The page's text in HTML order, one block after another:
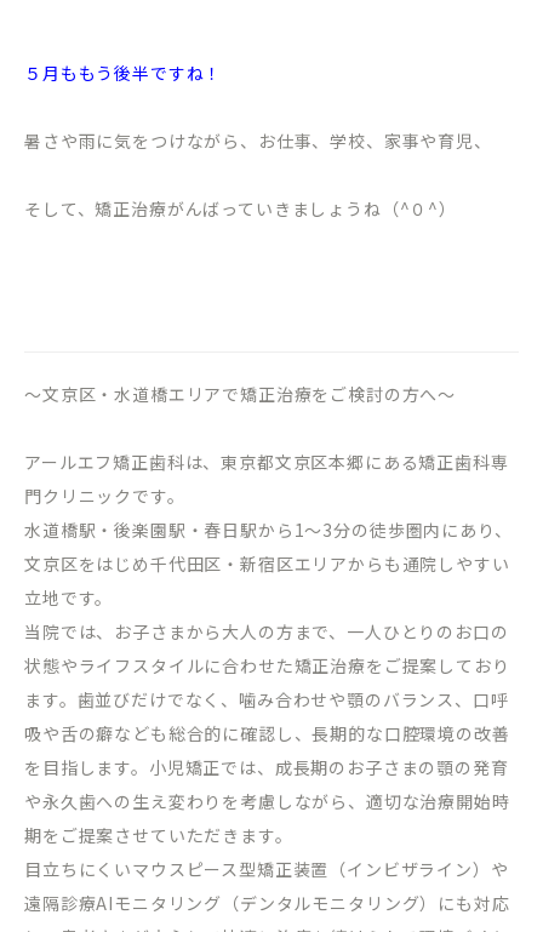
５月ももう後半ですね！
暑さや雨に気をつけながら、お仕事、学校、家事や育児、
そして、矯正治療がんばっていきましょうね（^０^）
～文京区・水道橋エリアで矯正治療をご検討の方へ～
アールエフ矯正歯科は、東京都文京区本郷にある矯正歯科専
門クリニックです。
水道橋駅・後楽園駅・春日駅から 1～3分の徒歩圏内にあり、
文京区をはじめ千代田区・新宿区エリアからも通院しやすい
立地です。
当院では、お子さまから大人の方まで、一人ひとりのお口の
状態やライフスタイルに合わせた矯正治療をご提案しており
ます。歯並びだけでなく、噛み合わせや顎のバランス、口呼
吸や舌の癖なども総合的に確認し、長期的な口腔環境の改善
を目指します。小児矯正では、成長期のお子さまの顎の発育
や永久歯への生え変わりを考慮しながら、適切な治療開始時
期をご提案させていただきます。
目立ちにくいマウスピース型矯正装置（インビザライン）や
遠隔診療AIモニタリング（デンタルモニタリング）にも対応